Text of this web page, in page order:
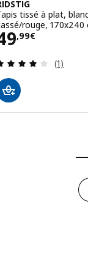
tissé à plat,
rouge, 170x240
,99€
49,99€
(1)